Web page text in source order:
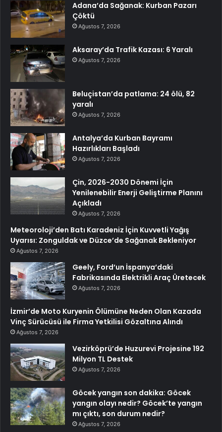
Adana’da Sağanak: Kurban Pazarı
Çöktü
Ağustos 7, 2026
Aksaray’da Trafik Kazası: 6 Yaralı
Ağustos 7, 2026
Beluçistan’da patlama: 24 ölü, 82
yaralı
Ağustos 7, 2026
Antalya’da Kurban Bayramı
Hazırlıkları Başladı
Ağustos 7, 2026
Çin, 2026-2030 Dönemi İçin
Yenilenebilir Enerji Geliştirme Planını
Açıkladı
Ağustos 7, 2026
Meteoroloji’den Batı Karadeniz İçin Kuvvetli Yağış
Uyarısı: Zonguldak ve Düzce’de Sağanak Bekleniyor
Ağustos 7, 2026
Geely, Ford’un İspanya’daki
Fabrikasında Elektrikli Araç Üretecek
Ağustos 7, 2026
İzmir’de Moto Kuryenin Ölümüne Neden Olan Kazada
Vinç Sürücüsü ile Firma Yetkilisi Gözaltına Alındı
Ağustos 7, 2026
Vezirköprü’de Huzurevi Projesine 192
Milyon TL Destek
Ağustos 7, 2026
Göcek yangın son dakika: Göcek
yangın olayı nedir? Göcek’te yangın
mı çıktı, son durum nedir?
Ağustos 7, 2026